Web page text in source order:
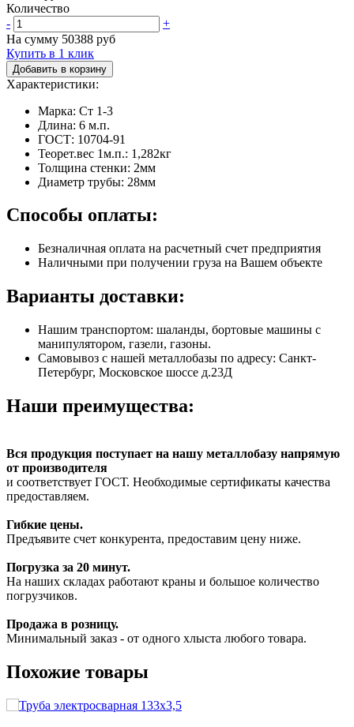
Количество
-
+
На сумму 50388 руб
Купить в 1 клик
Добавить в корзину
Характеристики:
Марка: Ст 1-3
Длина: 6 м.п.
ГОСТ: 10704-91
Теорет.вес 1м.п.: 1,282кг
Толщина стенки: 2мм
Диаметр трубы: 28мм
Способы оплаты:
Безналичная оплата на расчетный счет предприятия
Наличными при получении груза на Вашем объекте
Варианты доставки:
Нашим транспортом: шаланды, бортовые машины с
манипулятором, газели, газоны.
Самовывоз с нашей металлобазы по адресу: Санкт-
Петербург, Московское шоссе д.23Д
Наши преимущества:
Вся продукция поступает на нашу металлобазу напрямую
от производителя
и соответствует ГОСТ. Необходимые сертификаты качества
предоставляем.
Гибкие цены.
Предъявите счет конкурента, предоставим цену ниже.
Погрузка за 20 минут.
На наших складах работают краны и большое количество
погрузчиков.
Продажа в розницу.
Минимальный заказ - от одного хлыста любого товара.
Похожие товары